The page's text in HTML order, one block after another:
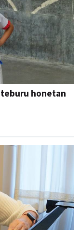
honetan